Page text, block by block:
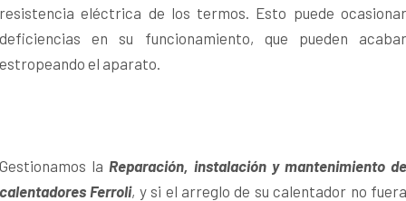
resistencia eléctrica de los termos. Esto puede ocasionar
deficiencias en su funcionamiento, que pueden acabar
estropeando el aparato.
Gestionamos la Reparación, instalación y mantenimiento
calentadores Ferroli, y si el arreglo de su calentador no